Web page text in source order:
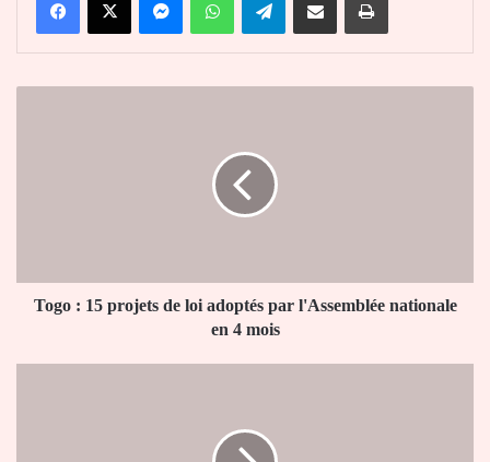
l'Assemblée
nationale
Togo : 15 projets de loi adoptés par l'Assemblée nationale
en 4 mois